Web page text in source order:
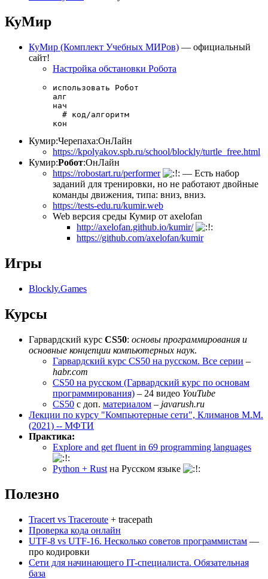
КуМир
КуМир (Комплект Учебных МИРов) — официальный
сайт!
Настройка обстановки Робота
использовать Робот
алг
нач
  # код/алгоритм
кон
Кумир:Черепаха:ОнЛайн
https://kpolyakov.spb.ru/school/blockly/turtle_free.html
Кумир:Робот:ОнЛайн
https://robostart.ru/performer
— Есть набор
заданий для тренировки, но не работают двойные
команды движения, типа: вниз, вниз.
https://tests-edu.ru/kumir.web
Web версия среды Кумир от axelofan
http://axelofan.github.io/kumir/
https://github.com/axelofan/kumir
Игры
Blockly.Games
Курсы
Гарвардский курс CS50: основы программирования и
основные концепции компьютерных наук.
Гарвардский курс CS50 на русском. Все серии –
habr.com
CS50 на русском (Гарвардский курс по основам
программирования) – 24 видео YouTube
CS50 с доп. материалом – javarush.ru
Лекции по курсу "Компьютерные сети", Климанов М.М.
(2021) -- МФТИ
Практика:
Explore and get fluent in 69 programming languages
Python + Rust на Русском языке
Полезно
Tracert vs Traceroute + tracepath
Проверка кода онлайн
UTF-8 vs UTF-16. Несколько советов программистам —
про кодировки
Сети для начинающего IT-специалиста. Обязательная
база